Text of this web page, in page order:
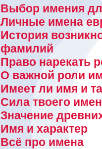
Выбор имения
Личные имена
История
фамилий
Право нарекать
О важной роли
Имеет ли имя и
Сила твоего
Значение
Имя и характер
Всё про имена